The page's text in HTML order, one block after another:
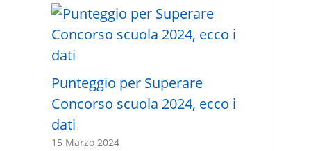
Punteggio per Superare
Concorso scuola 2024, ecco i
dati
15 Marzo 2024